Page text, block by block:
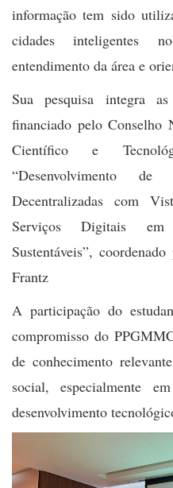
informação tem sido
cidades inteligentes
entendimento da área e
Sua pesquisa integra
financiado pelo Conselho
Científico e
“Desenvolvimento
Decentralizadas com
Serviços Digitais
Sustentáveis”,
Frantz
A participação do
compromisso do
de conhecimento
social, especialmente
desenvolvimento